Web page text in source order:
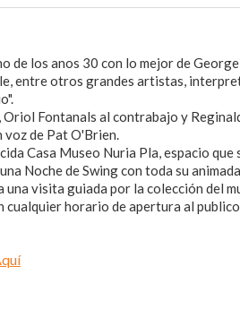
de los anos 30 con lo mejor de
entre otros grandes artistas,
Fontanals al contrabajo y
voz de Pat O'Brien.
Casa Museo Nuria Pla, espacio que
Noche de Swing con toda su
visita guiada por la colección del
horario de apertura al